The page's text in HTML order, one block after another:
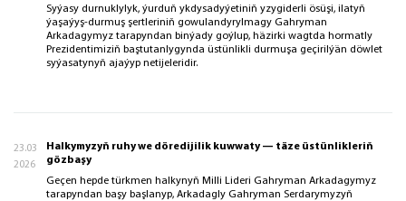
Syýasy durnuklylyk, ýurduň ykdysadyýetiniň yzygiderli ösüşi, ilatyň
ýaşaýyş-durmuş şertleriniň gowulandyrylmagy Gahryman
Arkadagymyz tarapyndan binýady goýlup, häzirki wagtda hormatly
Prezidentimiziň baştutanlygynda üstünlikli durmuşa geçirilýän döwlet
syýasatynyň ajaýyp netijeleridir.
23.03
2026
Halkymyzyň ruhy we döredijilik kuwwaty — täze üstünlikleriň
gözbaşy
Geçen hepde türkmen halkynyň Milli Lideri Gahryman Arkadagymyz
tarapyndan başy başlanyp, Arkadagly Gahryman Serdarymyzyň